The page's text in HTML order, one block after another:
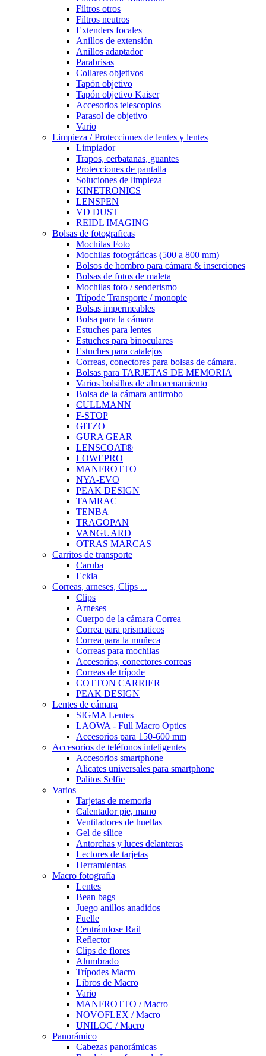
Filtros otros
Filtros neutros
Extenders focales
Anillos de extensión
Anillos adaptador
Parabrisas
Collares objetivos
Tapón objetivo
Tapón objetivo Kaiser
Accesorios telescopios
Parasol de objetivo
Vario
Limpieza / Protecciones de lentes y lentes
Limpiador
Trapos, cerbatanas, guantes
Protecciones de pantalla
Soluciones de limpieza
KINETRONICS
LENSPEN
VD DUST
REIDL IMAGING
Bolsas de fotograficas
Mochilas Foto
Mochilas fotográficas (500 a 800 mm)
Bolsos de hombro para cámara & inserciones
Bolsas de fotos de maleta
Mochilas foto / senderismo
Trípode Transporte / monopie
Bolsas impermeables
Bolsa para la cámara
Estuches para lentes
Estuches para binoculares
Estuches para catalejos
Correas, conectores para bolsas de cámara.
Bolsas para TARJETAS DE MEMORIA
Varios bolsillos de almacenamiento
Bolsa de la cámara antirrobo
CULLMANN
F-STOP
GITZO
GURA GEAR
LENSCOAT®
LOWEPRO
MANFROTTO
NYA-EVO
PEAK DESIGN
TAMRAC
TENBA
TRAGOPAN
VANGUARD
OTRAS MARCAS
Carritos de transporte
Caruba
Eckla
Correas, arneses, Clips ...
Clips
Arneses
Cuerpo de la cámara Correa
Correa para prismaticos
Correa para la muñeca
Correas para mochilas
Accesorios, conectores correas
Correas de trípode
COTTON CARRIER
PEAK DESIGN
Lentes de cámara
SIGMA Lentes
LAOWA - Full Macro Optics
Accesorios para 150-600 mm
Accesorios de teléfonos inteligentes
Accesorios smartphone
Alicates universales para smartphone
Palitos Selfie
Varios
Tarjetas de memoria
Calentador pie, mano
Ventiladores de huellas
Gel de sílice
Antorchas y luces delanteras
Lectores de tarjetas
Herramientas
Macro fotografía
Lentes
Bean bags
Juego anillos anadidos
Fuelle
Centrándose Rail
Reflector
Clips de flores
Alumbrado
Trípodes Macro
Libros de Macro
Vario
MANFROTTO / Macro
NOVOFLEX / Macro
UNILOC / Macro
Panorámico
Cabezas panorámicas